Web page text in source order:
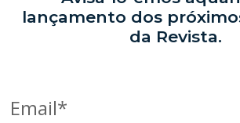
lançamento dos
da Revista.
Email*